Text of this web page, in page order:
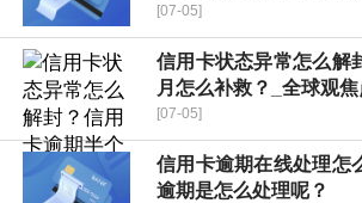
[07-05]
信用卡状态异常怎么解
月怎么补救？_全球观焦
[07-05]
信用卡逾期在线处理怎
逾期是怎么处理呢？